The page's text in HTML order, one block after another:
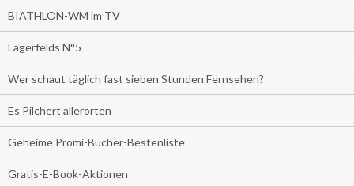
BIATHLON-WM im TV
Lagerfelds N°5
Wer schaut täglich fast sieben Stunden Fernsehen?
Es Pilchert allerorten
Geheime Promi-Bücher-Bestenliste
Gratis-E-Book-Aktionen